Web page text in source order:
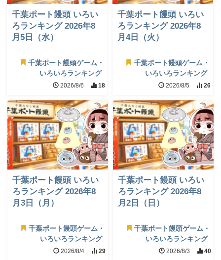
千葉ポート饅頭 いろい
ろランキング 2026年8
月5日（水）
千葉ポート饅頭ゲーム・
いろいろランキング
2026/8/6 18
千葉ポート饅頭 いろい
ろランキング 2026年8
月4日（火）
千葉ポート饅頭ゲーム・
いろいろランキング
2026/8/5 26
千葉ポート饅頭 いろい
ろランキング 2026年8
月3日（月）
千葉ポート饅頭ゲーム・
いろいろランキング
2026/8/4 29
千葉ポート饅頭 いろい
ろランキング 2026年8
月2日（日）
千葉ポート饅頭ゲーム・
いろいろランキング
2026/8/3 40